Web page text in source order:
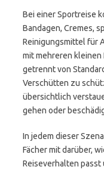
Bei einer Sportreise
Bandagen, Cremes,
Reinigungsmittel für
mit mehreren kleinen
getrennt von
Verschütten zu
übersichtlich
gehen oder
In jedem dieser
Fächer mit darüber,
Reiseverhalten